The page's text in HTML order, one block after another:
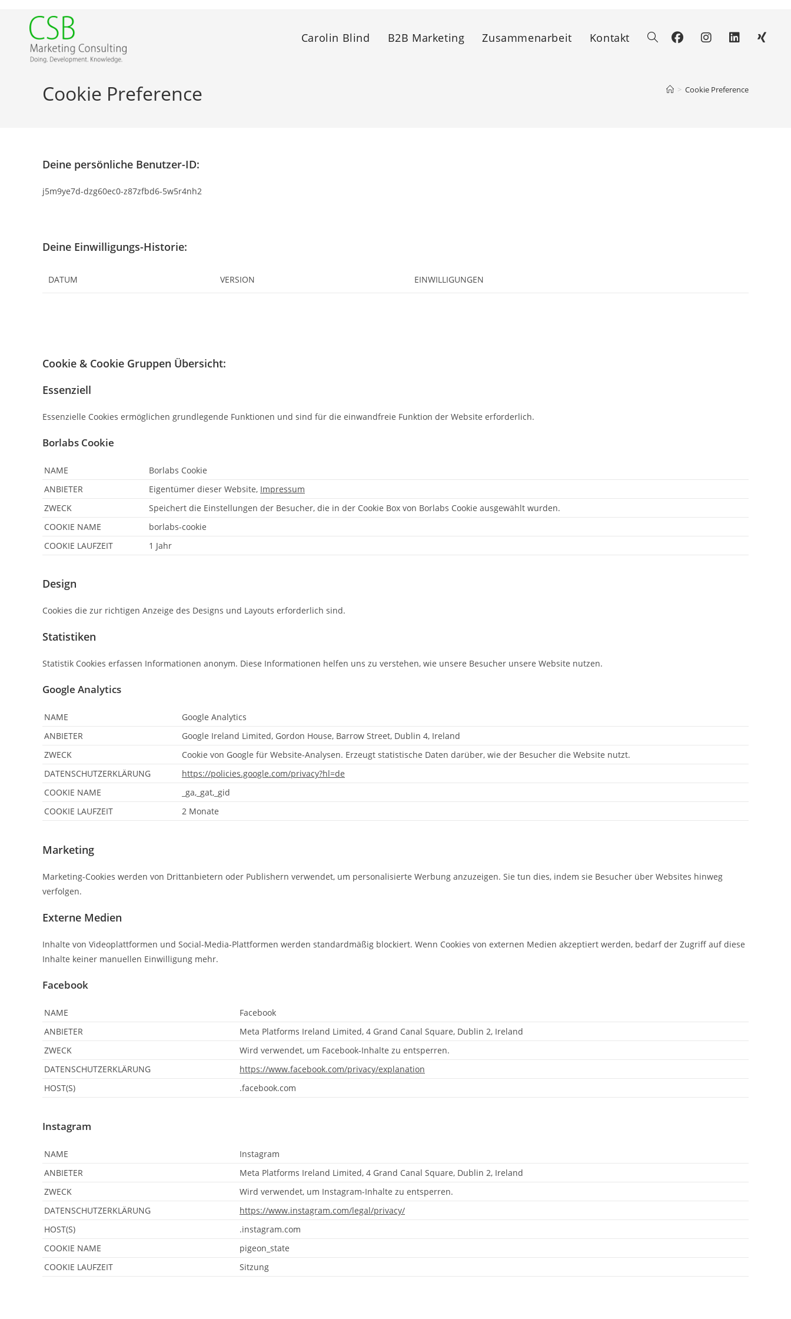
springen
Carolin Blind B2B Marketing Zusammenarbeit Kontakt Website-
Cookie Preference > Cookie Preference
Deine persönliche Benutzer-ID:
j5m9ye7d-dzg60ec0-z87zfbd6-5w5r4nh2
Deine Einwilligungs-Historie:
DATUM VERSION EINWILLIGUNGEN
Cookie & Cookie Gruppen Übersicht:
Essenziell
Essenzielle Cookies ermöglichen grundlegende Funktionen und sind für die einwandfreie Funktion der Website erforderlich.
Borlabs Cookie
NAME
Borlabs Cookie
ANBIETER
Eigentümer dieser Website, Impressum
ZWECK
Speichert die Einstellungen der Besucher, die in der Cookie Box von Borlabs Cookie ausgewählt wurden.
COOKIE NAME
borlabs-cookie
COOKIE LAUFZEIT
1 Jahr
Design
Cookies die zur richtigen Anzeige des Designs und Layouts erforderlich sind.
Statistiken
Statistik Cookies erfassen Informationen anonym. Diese Informationen helfen uns zu verstehen, wie unsere Besucher unsere Website nutzen.
Google Analytics
NAME
Google Analytics
ANBIETER
Google Ireland Limited, Gordon House, Barrow Street, Dublin 4, Ireland
ZWECK
Cookie von Google für Website-Analysen. Erzeugt statistische Daten darüber, wie der Besucher die Website nutzt.
DATENSCHUTZERKLÄRUNG
https://policies.google.com/privacy?hl=de
COOKIE NAME
_ga,_gat,_gid
COOKIE LAUFZEIT
2 Monate
Marketing
Marketing-Cookies werden von Drittanbietern oder Publishern verwendet, um personalisierte Werbung anzuzeigen. Sie tun dies, indem sie Besucher über Websites hinweg
verfolgen.
Externe Medien
Inhalte von Videoplattformen und Social-Media-Plattformen werden standardmäßig blockiert. Wenn Cookies von externen Medien akzeptiert werden, bedarf der Zugriff auf diese
Inhalte keiner manuellen Einwilligung mehr.
Facebook
NAME
Facebook
ANBIETER
Meta Platforms Ireland Limited, 4 Grand Canal Square, Dublin 2, Ireland
ZWECK
Wird verwendet, um Facebook-Inhalte zu entsperren.
DATENSCHUTZERKLÄRUNG
https://www.facebook.com/privacy/explanation
HOST(S)
.facebook.com
Instagram
NAME
Instagram
ANBIETER
Meta Platforms Ireland Limited, 4 Grand Canal Square, Dublin 2, Ireland
ZWECK
Wird verwendet, um Instagram-Inhalte zu entsperren.
DATENSCHUTZERKLÄRUNG
https://www.instagram.com/legal/privacy/
HOST(S)
.instagram.com
COOKIE NAME
pigeon_state
COOKIE LAUFZEIT
Sitzung